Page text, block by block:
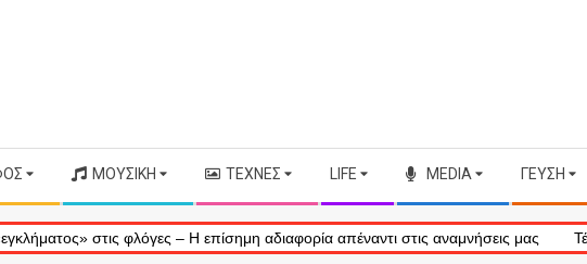
ΜΟΥΣΙΚΉ ΤΈΧΝΕΣ LIFE MEDIA ΓΕΎΣΗ
στις φλόγες – Η επίσημη αδιαφορία απέναντι στις αναμνήσεις μας Τέλος